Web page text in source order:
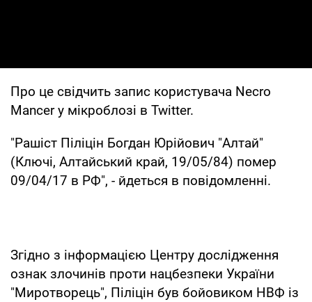
Про це свідчить запис користувача Necro
Mancer у мікроблозі в Twitter.
"Рашіст Піліцін Богдан Юрійович "Алтай"
(Ключі, Алтайський край, 19/05/84) помер
09/04/17 в РФ", - йдеться в повідомленні.
Згідно з інформацією Центру дослідження
ознак злочинів проти нацбезпеки України
"Миротворець", Піліцін був бойовиком НВФ із